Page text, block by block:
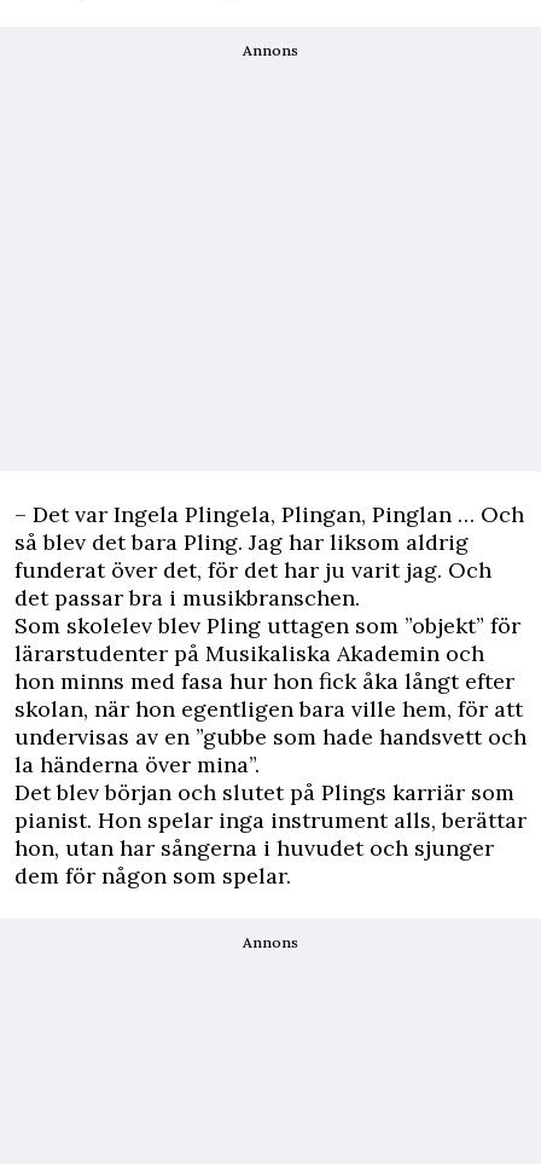
Annons
– Det var Ingela Plingela, Plingan, Pinglan … Och
så blev det bara Pling. Jag har liksom aldrig
funderat över det, för det har ju varit jag. Och
det passar bra i musikbranschen.
Som skolelev blev Pling uttagen som ”objekt” för
lärarstudenter på Musikaliska Akademin och
hon minns med fasa hur hon fick åka långt efter
skolan, när hon egentligen bara ville hem, för att
undervisas av en ”gubbe som hade handsvett och
la händerna över mina”.
Det blev början och slutet på Plings karriär som
pianist. Hon spelar inga instrument alls, berättar
hon, utan har sångerna i huvudet och sjunger
dem för någon som spelar.
Annons